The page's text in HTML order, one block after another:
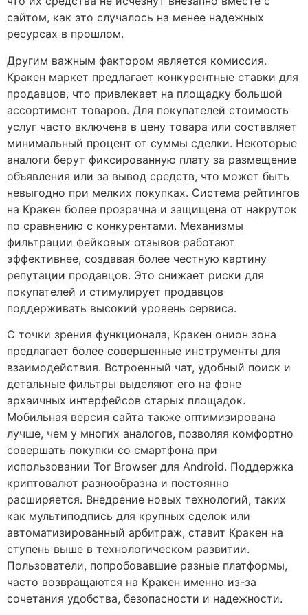
сайтом, как это случалось на менее надежных
ресурсах в прошлом.
Другим важным фактором является комиссия.
Кракен маркет предлагает конкурентные ставки для
продавцов, что привлекает на площадку большой
ассортимент товаров. Для покупателей стоимость
услуг часто включена в цену товара или составляет
минимальный процент от суммы сделки. Некоторые
аналоги берут фиксированную плату за размещение
объявления или за вывод средств, что может быть
невыгодно при мелких покупках. Система рейтингов
на Кракен более прозрачна и защищена от накруток
по сравнению с конкурентами. Механизмы
фильтрации фейковых отзывов работают
эффективнее, создавая более честную картину
репутации продавцов. Это снижает риски для
покупателей и стимулирует продавцов
поддерживать высокий уровень сервиса.
С точки зрения функционала, Кракен онион зона
предлагает более совершенные инструменты для
взаимодействия. Встроенный чат, удобный поиск и
детальные фильтры выделяют его на фоне
архаичных интерфейсов старых площадок.
Мобильная версия сайта также оптимизирована
лучше, чем у многих аналогов, позволяя комфортно
совершать покупки со смартфона при
использовании Tor Browser для Android. Поддержка
криптовалют разнообразна и постоянно
расширяется. Внедрение новых технологий, таких
как мультиподпись для крупных сделок или
автоматизированный арбитраж, ставит Кракен на
ступень выше в технологическом развитии.
Пользователи, попробовавшие разные платформы,
часто возвращаются на Кракен именно из-за
сочетания удобства, безопасности и надежности.